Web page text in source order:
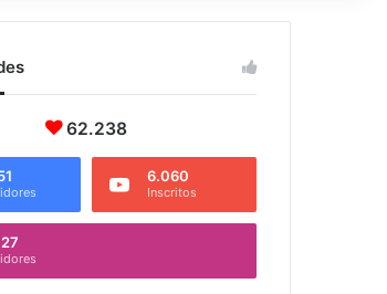
62.238
6.060
Inscritos